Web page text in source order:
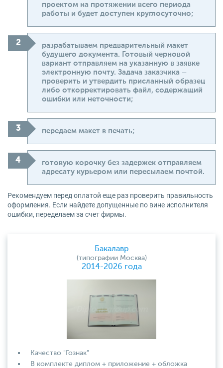
проектом на протяжении всего периода
работы и будет доступен круглосуточно;
разрабатываем предварительный макет
будущего документа. Готовый черновой
вариант отправляем на указанную в заявке
электронную почту. Задача заказчика –
проверить и утвердить присланный образец
либо откорректировать файл, содержащий
ошибки или неточности;
передаем макет в печать;
готовую корочку без задержек отправляем
адресату курьером или пересылаем почтой.
Рекомендуем перед оплатой еще раз проверить правильность
оформления. Если найдете допущенные по вине исполнителя
ошибки, переделаем за счет фирмы.
Бакалавр
(типографии Москва)
2014-2026 года
Качество "Гознак"
В комплекте диплом + приложение + обложка